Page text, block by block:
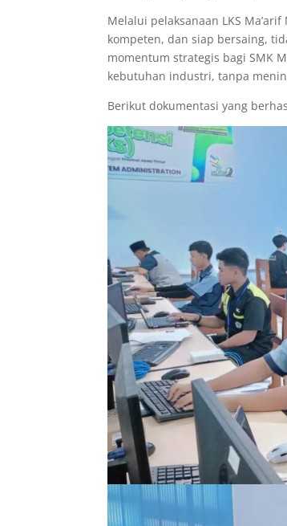
Melalui pelaksanaan LKS
kompeten, dan siap bersaing,
momentum strategis bagi SMK
kebutuhan industri, tanpa
Berikut dokumentasi yang